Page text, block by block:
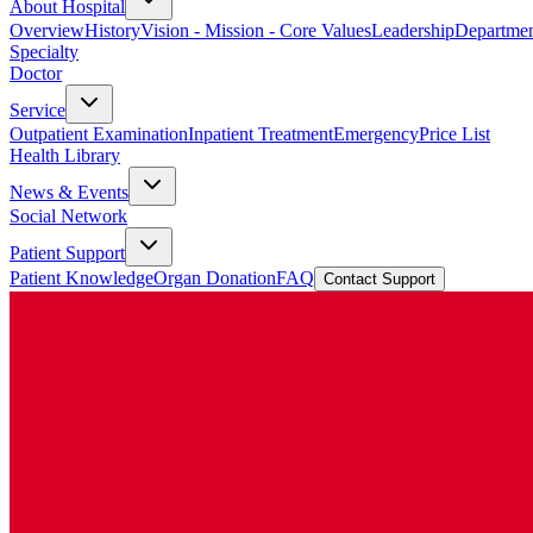
About Hospital
OverviewHistoryVision - Mission - Core ValuesLeadership
Specialty
Doctor
Service
Outpatient ExaminationInpatient TreatmentEmergencyPrice List
Health Library
News & Events
Social Network
Patient Support
Patient KnowledgeOrgan DonationFAQ Contact Support